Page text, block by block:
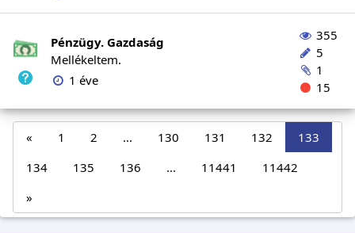
Pénzügy. Gazdaság
Mellékeltem.
1 éve
355
5
1
15
« 1 2 ... 130 131 132
133
134
135 136 ... 11441
11442
»